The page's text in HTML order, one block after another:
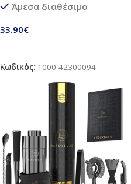
γιορτές | Ασημί
Άμεσα διαθέσιμο
33.90€
Κωδικός: 1000-42300094